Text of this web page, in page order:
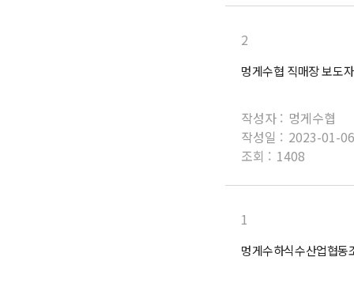
2
멍게수협 직매장 보도
작성자 : 멍게수협
작성일 : 2023-01-06
조회 : 1408
1
멍게수하식수산업협동